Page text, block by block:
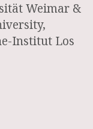
Weimar &
Institut Los